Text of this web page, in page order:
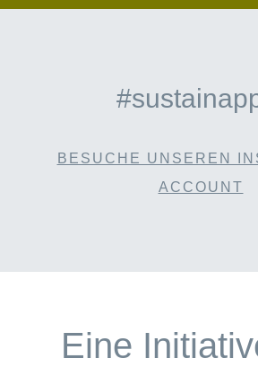
BESUCHE UNSEREN
ACCOUNT
Eine